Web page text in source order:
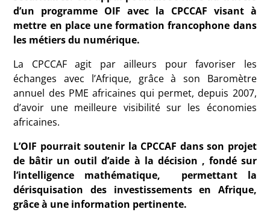
d’un programme OIF avec la CPCCAF visant à
mettre en place une formation francophone dans
les métiers du numérique.
La CPCCAF agit par ailleurs pour favoriser les
échanges avec l’Afrique, grâce à son Baromètre
annuel des PME africaines qui permet, depuis 2007,
d’avoir une meilleure visibilité sur les économies
africaines.
L’OIF pourrait soutenir la CPCCAF dans son projet
de bâtir un outil d’aide à la décision , fondé sur
l’intelligence mathématique, permettant la
dérisquisation des investissements en Afrique,
grâce à une information pertinente.